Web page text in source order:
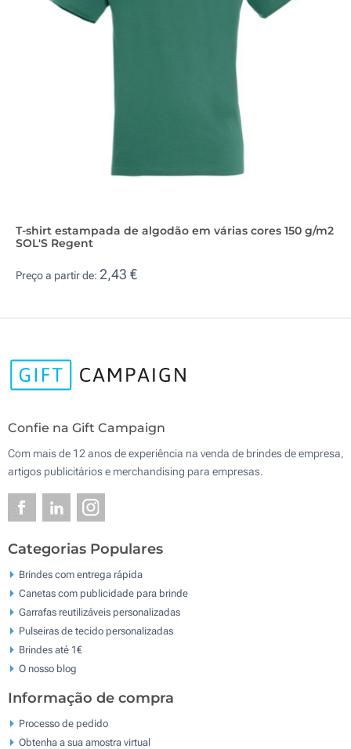
T-shirt estampada de algodão em várias cores 150 g/m2
SOL'S Regent
Preço a partir de: 2,43 €
Confie na Gift Campaign
Com mais de 12 anos de experiência na venda de brindes de empresa,
artigos publicitários e merchandising para empresas.
Categorias Populares
Brindes com entrega rápida
Canetas com publicidade para brinde
Garrafas reutilizáveis personalizadas
Pulseiras de tecido personalizadas
Brindes até 1€
O nosso blog
Informação de compra
Processo de pedido
Obtenha a sua amostra virtual